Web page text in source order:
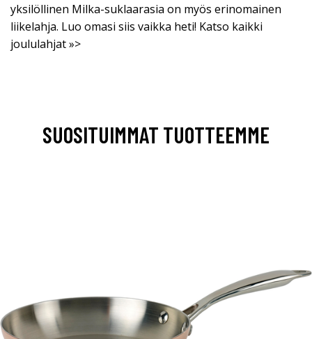
yksilöllinen Milka-suklaarasia on myös erinomainen
liikelahja. Luo omasi siis vaikka heti! Katso kaikki
joululahjat »>
SUOSITUIMMAT TUOTTEEMME